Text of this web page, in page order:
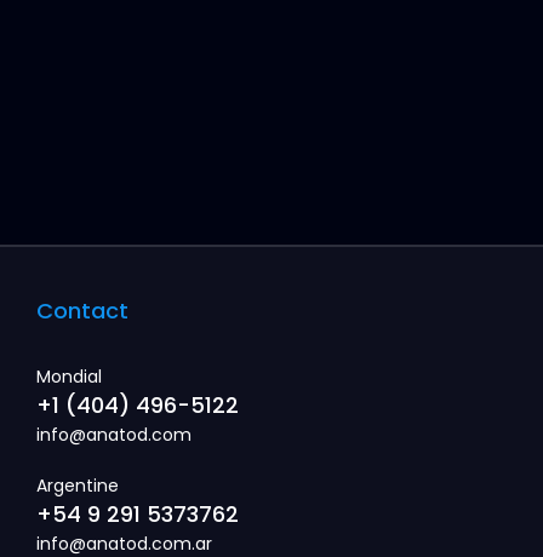
Contact
Mondial
+1 (404) 496-5122
info@anatod.com
Argentine
+54 9 291 5373762
info@anatod.com.ar